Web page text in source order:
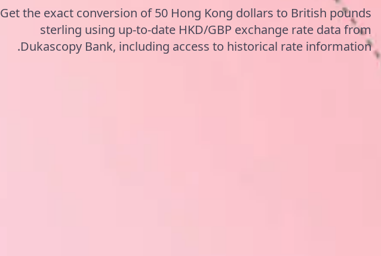
Get the exact conversion of 50 Hong Kong dollars to British pounds
sterling using up-to-date HKD/GBP exchange rate data from
Dukascopy Bank, including access to historical rate information.